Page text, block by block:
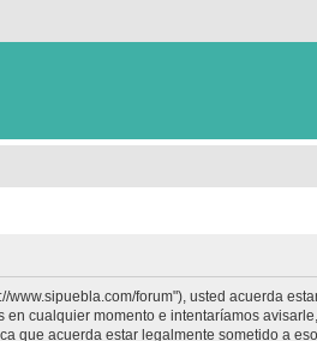
forum"), usted acuerda
cualquier momento e intentaríamos
que acuerda estar legalmente sometido a